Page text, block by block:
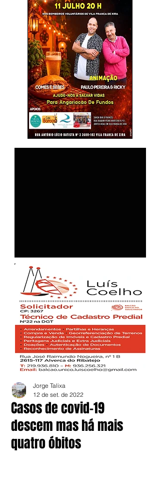
Casos de covid-19
descem mas há mais
quatro óbitos
Jorge Talixa
12 de set. de 2022